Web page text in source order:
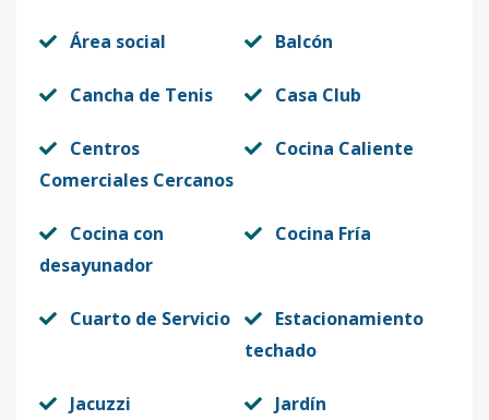
Área social Balcón
Cancha de Tenis Casa Club
Centros
Comerciales Cercanos
Cocina Caliente
Cocina con
desayunador
Cocina Fría
Cuarto de Servicio
Estacionamiento
techado
Jacuzzi Jardín